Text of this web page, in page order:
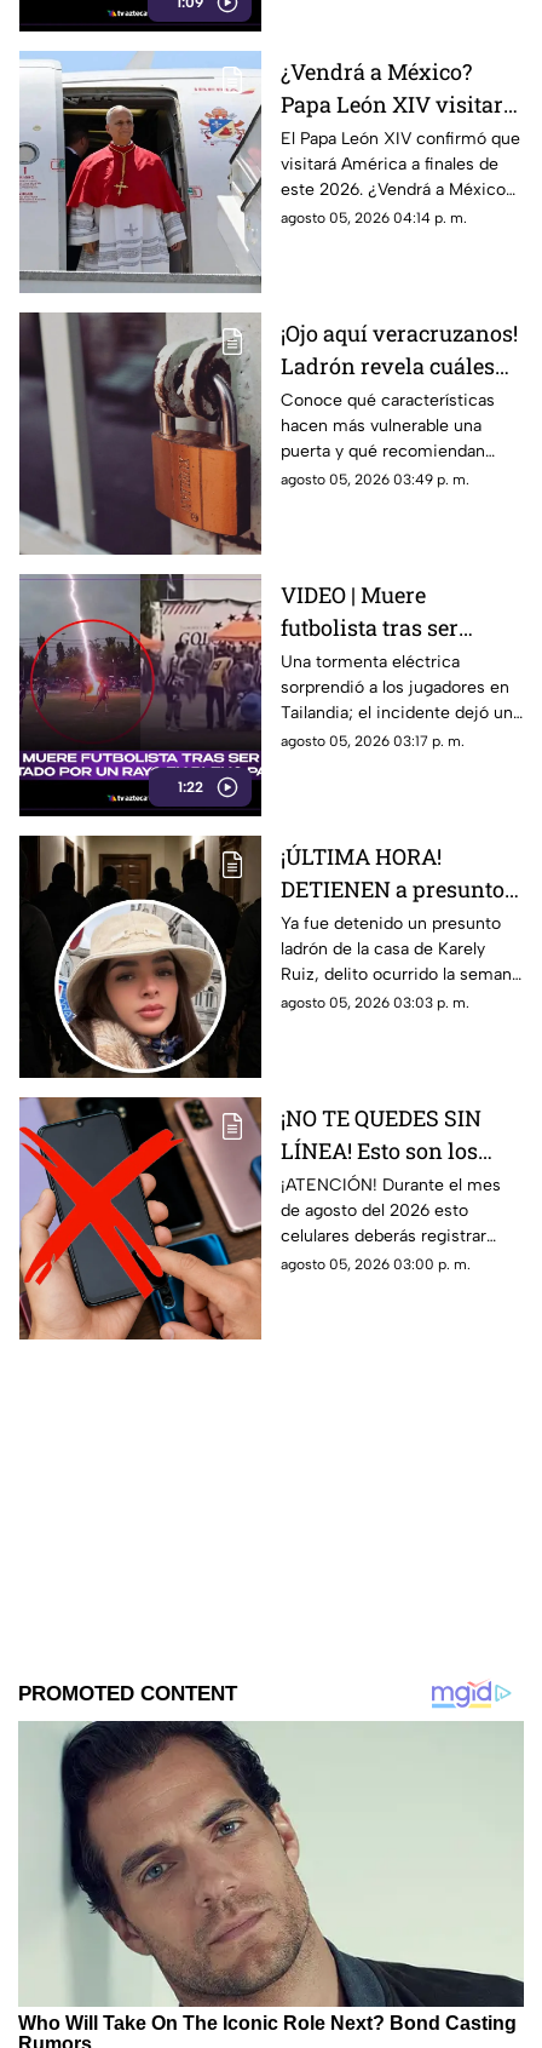
¿Vendrá a México?
Papa León XIV visitará
América en noviembre
de 2026
El Papa León XIV confirmó que
visitará América a finales de
este 2026. ¿Vendrá a México?
Aquí te compartimos los
agosto 05, 2026 04:14 p. m.
¡Ojo aquí veracruzanos!
Ladrón revela cuáles
son las puertas MÁS
FÁCILES para abrir tu
casa
Conoce qué características
hacen más vulnerable una
puerta y qué recomiendan
especialistas para reforzar la
agosto 05, 2026 03:49 p. m.
1:22
VIDEO | Muere
futbolista tras ser
impactado por un rayo
en pleno partido;
captan MOMENTO
exacto
Una tormenta eléctrica
sorprendió a los jugadores en
Tailandia; el incidente dejó un
fallecido y 12 personas heridas.
agosto 05, 2026 03:17 p. m.
¡ÚLTIMA HORA!
DETIENEN a presunto
LADRÓN de la casa de
Karely Ruiz ¿Quién es?
Ya fue detenido un presunto
ladrón de la casa de Karely
Ruiz, delito ocurrido la semana
pasada en San Nicolás de los
agosto 05, 2026 03:03 p. m.
¡NO TE QUEDES SIN
LÍNEA! Esto son los
celulares que debes
REGISTRAR para
seguir con el servicio
en Veracruz
¡ATENCIÓN! Durante el mes
de agosto del 2026 esto
celulares deberás registrar
para evitar el corte del servicio
agosto 05, 2026 03:00 p. m.